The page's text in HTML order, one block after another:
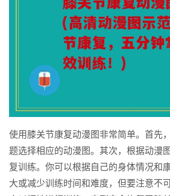
使用膝关节康复动漫图非常简单。首先
题选择相应的动漫图。其次，根据动漫
复训练。你可以根据自己的身体情况和
大或减少训练时间和难度，但要注意不